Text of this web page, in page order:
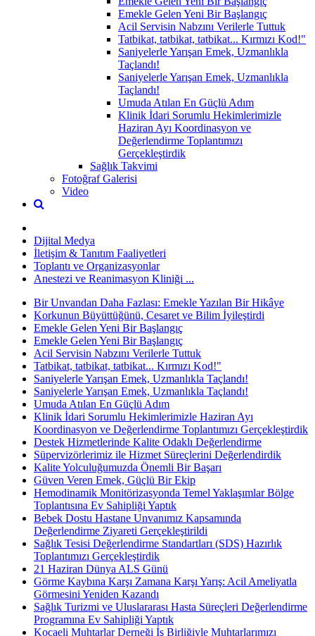
Emekle Gelen Yeni Bir Başlangıç
Acil Servisin Nabzını Verilerle Tuttuk
Tatbikat, tatbikat, tatbikat... Kırmızı Kod!"
Saniyelerle Yarışan Emek, Uzmanlıkla
Taçlandı!
Saniyelerle Yarışan Emek, Uzmanlıkla
Taçlandı!
Umuda Atılan En Güçlü Adım
Klinik İdari Sorumlu Hekimlerimizle
Haziran Ayı Koordinasyon ve
Değerlendirme Toplantımızı
Gerçekleştirdik
Sağlık Takvimi
Fotoğraf Galerisi
Video
Dijital Medya
İletişim & Tanıtım Faaliyetleri
Toplantı ve Organizasyonlar
Anestezi ve Reanimasyon Kliniği ...
Bir Unvandan Daha Fazlası: Emekle Yazılan Bir Hikâye
Korkunun Büyüttüğünü, Cesaret ve Bilim İyileştirdi
Emekle Gelen Yeni Bir Başlangıç
Emekle Gelen Yeni Bir Başlangıç
Acil Servisin Nabzını Verilerle Tuttuk
Tatbikat, tatbikat, tatbikat... Kırmızı Kod!"
Saniyelerle Yarışan Emek, Uzmanlıkla Taçlandı!
Saniyelerle Yarışan Emek, Uzmanlıkla Taçlandı!
Umuda Atılan En Güçlü Adım
Klinik İdari Sorumlu Hekimlerimizle Haziran Ayı
Koordinasyon ve Değerlendirme Toplantımızı Gerçekleştirdik
Destek Hizmetlerinde Kalite Odaklı Değerlendirme
Süpervizörlerimiz ile Hizmet Süreçlerini Değerlendirdik
Kalite Yolculuğumuzda Önemli Bir Başarı
Güven Veren Emek, Güçlü Bir Ekip
Hemodinamik Monitörizasyonda Temel Yaklaşımlar Bölge
Toplantısına Ev Sahipliği Yaptık
Bebek Dostu Hastane Unvanımız Kapsamında
Değerlendirme Ziyareti Gerçekleştirildi
Sağlık Tesisi Değerlendirme Standartları (SDS) Hazırlık
Toplantımızı Gerçekleştirdik
21 Haziran Dünya ALS Günü
Görme Kaybına Karşı Zamana Karşı Yarış: Acil Ameliyatla
Görmesini Yeniden Kazandı
Sağlık Turizmi ve Uluslararası Hasta Süreçleri Değerlendirme
Programına Ev Sahipliği Yaptık
Kocaeli Muhtarlar Derneği İş Birliğiyle Muhtarlarımızı